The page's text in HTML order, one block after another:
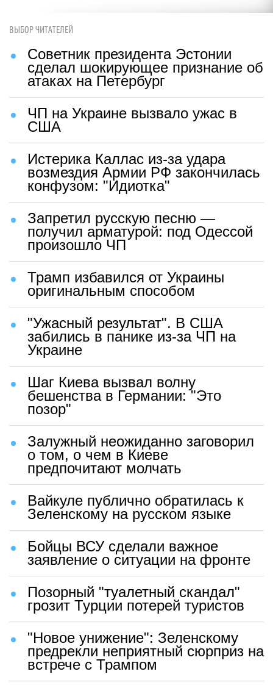
ВЫБОР ЧИТАТЕЛЕЙ
Советник президента Эстонии
сделал шокирующее признание об
атаках на Петербург
ЧП на Украине вызвало ужас в
США
Истерика Каллас из-за удара
возмездия Армии РФ закончилась
конфузом: "Идиотка"
Запретил русскую песню —
получил арматурой: под Одессой
произошло ЧП
Трамп избавился от Украины
оригинальным способом
"Ужасный результат". В США
забились в панике из-за ЧП на
Украине
Шаг Киева вызвал волну
бешенства в Германии: "Это
позор"
Залужный неожиданно заговорил
о том, о чем в Киеве
предпочитают молчать
Вайкуле публично обратилась к
Зеленскому на русском языке
Бойцы ВСУ сделали важное
заявление о ситуации на фронте
Позорный "туалетный скандал"
грозит Турции потерей туристов
"Новое унижение": Зеленскому
предрекли неприятный сюрприз на
встрече с Трампом